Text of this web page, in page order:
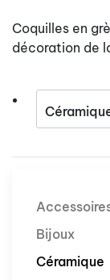
Coquilles en
décoration de
Bijoux
Céramique